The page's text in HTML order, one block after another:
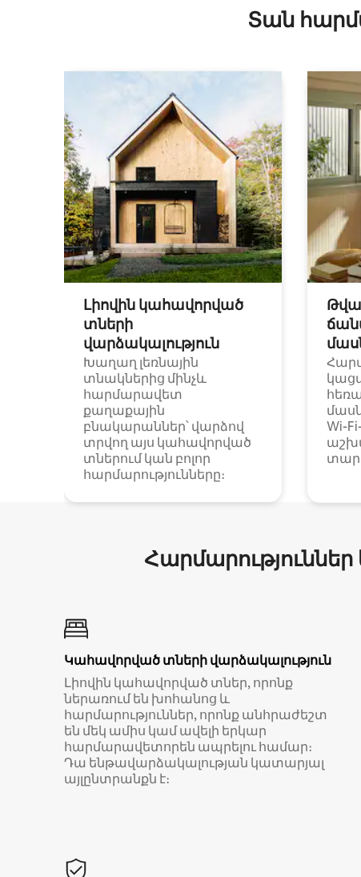
Տան
Լիովին կահավորված
տների
վարձակալություն
Խաղաղ լեռնային
տնակներից մինչև
հարմարավետ
քաղաքային
բնակարաններ՝ վարձով
տրվող այս կահավորված
տներում կան բոլոր
հարմարությունները։
Wi-
Կահավորված տների վարձակալություն
Լիովին կահավորված տներ, որոնք
ներառում են խոհանոց և
հարմարություններ, որոնք անհրաժեշտ
են մեկ ամիս կամ ավելի երկար
հարմարավետորեն ապրելու համար։
Դա ենթավարձակալության կատարյալ
այլընտրանքն է։